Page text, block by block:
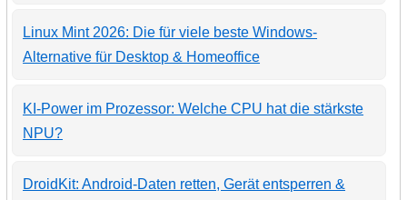
Linux Mint 2026: Die für viele beste Windows-
Alternative für Desktop & Homeoffice
KI-Power im Prozessor: Welche CPU hat die stärkste
NPU?
DroidKit: Android-Daten retten, Gerät entsperren &